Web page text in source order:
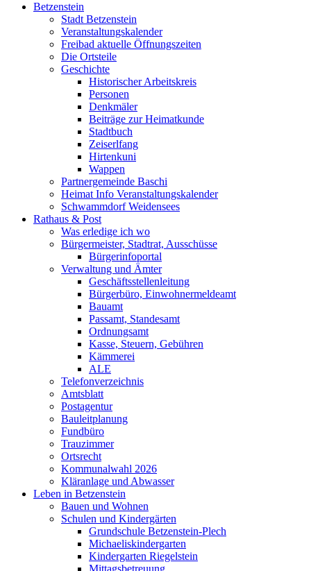
Betzenstein
Stadt Betzenstein
Veranstaltungskalender
Freibad aktuelle Öffnungszeiten
Die Ortsteile
Geschichte
Historischer Arbeitskreis
Personen
Denkmäler
Beiträge zur Heimatkunde
Stadtbuch
Zeiserlfang
Hirtenkuni
Wappen
Partnergemeinde Baschi
Heimat Info Veranstaltungskalender
Schwammdorf Weidensees
Rathaus & Post
Was erledige ich wo
Bürgermeister, Stadtrat, Ausschüsse
Bürgerinfoportal
Verwaltung und Ämter
Geschäftsstellenleitung
Bürgerbüro, Einwohnermeldeamt
Bauamt
Passamt, Standesamt
Ordnungsamt
Kasse, Steuern, Gebühren
Kämmerei
ALE
Telefonverzeichnis
Amtsblatt
Postagentur
Bauleitplanung
Fundbüro
Trauzimmer
Ortsrecht
Kommunalwahl 2026
Kläranlage und Abwasser
Leben in Betzenstein
Bauen und Wohnen
Schulen und Kindergärten
Grundschule Betzenstein-Plech
Michaeliskindergarten
Kindergarten Riegelstein
Mittagsbetreuung